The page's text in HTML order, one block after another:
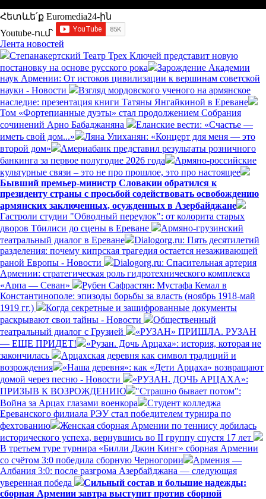
Հետևե՛ք Euromedia24-ին
Youtube-ում`
Лента новостей
Степанакертский Театр Трех Ключей представит новую
постановку на основе русского рока
Зарождение Академии
наук Армении: От истоков цивилизации к вершинам советской
науки - Новости
Взгляд мордовского ученого на армянское
наследие: презентация книги Татяны Янгайкиной в Ереване
Том «Фортепианные дуэты» стал продолжением Собрания
сочинений Арно Бабаджаняна
Еланские вести: «Счастье —
иметь свой дом...»
Ляна Улиханян: «Концерт для меня — это
второй дом»
Америабанк представил результаты розничного
банкинга за первое полугодие 2026 года
Армяно-российские
культурные связи – это не про прошлое, это про настоящее
Бывший премьер-министр Словакии обратился к
президенту страны с просьбой содействовать освобождению
армянских заключенных, осужденных в Азербайджане
Гастроли студии "Обводный переулок": от колорита старых
дворов Тбилиси до сцены в Ереване
Армяно-грузинский
театральный диалог в Ереване
Dialogorg.ru: Пять десятилетий
разделения: почему кипрская трагедия остается незаживающей
раной Европы - Новости
Dialogorg.ru: Спасительная артерия
Армении: стратегическая роль гидротехнического комплекса
«Арпа — Севан»
Рубен Сафрастян: Мустафа Кемал в
Константинополе: эпизоды борьбы за власть (ноябрь 1918-май
1919 гг.)
Когда секретные и зашифрованные документы
раскрывают свои тайны - Новости
Общественный
театральный диалог с Грузией
«РУЗАН» ПРИШЛА. РУЗАН
— ЕЩЕ ПРИДЕТ!
«Рузан. Дочь Арцаха»: история, которая не
закончилась
Арцахская деревня как символ традиций и
возрождения
«Наша деревня»: как «Дети Арцаха» возвращают
домой через песню - Новости
«РУЗАН. ДОЧЬ АРЦАХА»:
ПРИЗЫВ К ВОЗРОЖДЕНИЮ
"Страшно бывает потом":
Война за Арцах глазами военкора
Студент колледжа
Ереванского филиала РЭУ стал победителем турнира по
фехтованию
Женская сборная Армении по теннису добилась
исторического успеха, вернувшись во II группу спустя 17 лет
В третьем туре турнира «Билли Джин Кинг» сборная Армении
со счётом 3:0 победила сборную Черногории
Армения —
Албания 3:0: после разгрома Азербайджана — следующая
уверенная победа
Сильный состав и большие надежды:
сборная Армении завтра выступит против сборной